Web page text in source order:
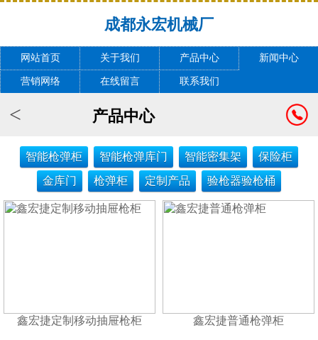
成都永宏机械厂
网站首页 关于我们 产品中心 新闻中心
营销网络 在线留言 联系我们
< 产品中心
智能枪弹柜 智能枪弹库门 智能密集架
保险柜
金库门
枪弹柜 定制产品 验枪器验枪桶
鑫宏捷定制移动抽屉枪柜 鑫宏捷普通枪弹柜